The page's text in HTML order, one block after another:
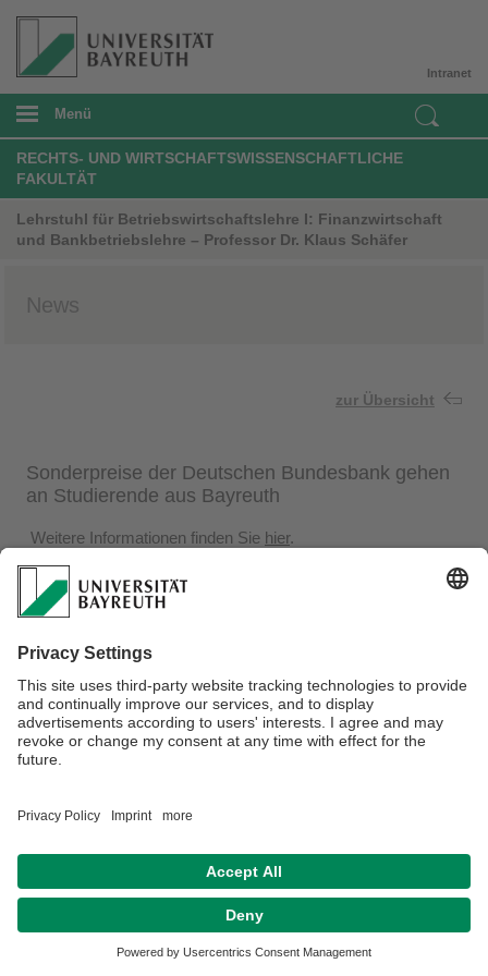
Intranet
Menü
RECHTS- UND WIRTSCHAFTSWISSENSCHAFTLICHE
FAKULTÄT
Lehrstuhl für Betriebswirtschaftslehre I: Finanzwirtschaft
und Bankbetriebslehre – Professor Dr. Klaus Schäfer
News
zur Übersicht
Sonderpreise der Deutschen Bundesbank gehen
an Studierende aus Bayreuth
Weitere Informationen finden Sie hier.
Kontakt
Barrierefreiheitserklärung